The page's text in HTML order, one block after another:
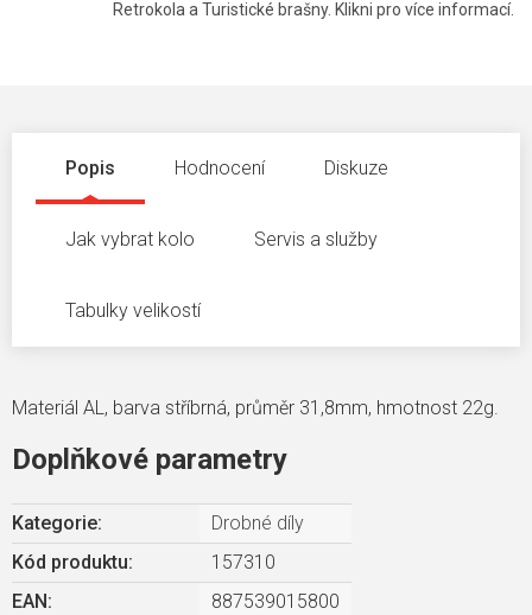
Retrokola a Turistické brašny. Klikni pro více informací.
Popis Hodnocení Diskuze
Jak vybrat kolo Servis a služby
Tabulky velikostí
Materiál AL, barva stříbrná, průměr 31,8mm, hmotnost 22g.
Doplňkové parametry
Kategorie:
Drobné díly
Kód produktu:
157310
EAN : 887539015800